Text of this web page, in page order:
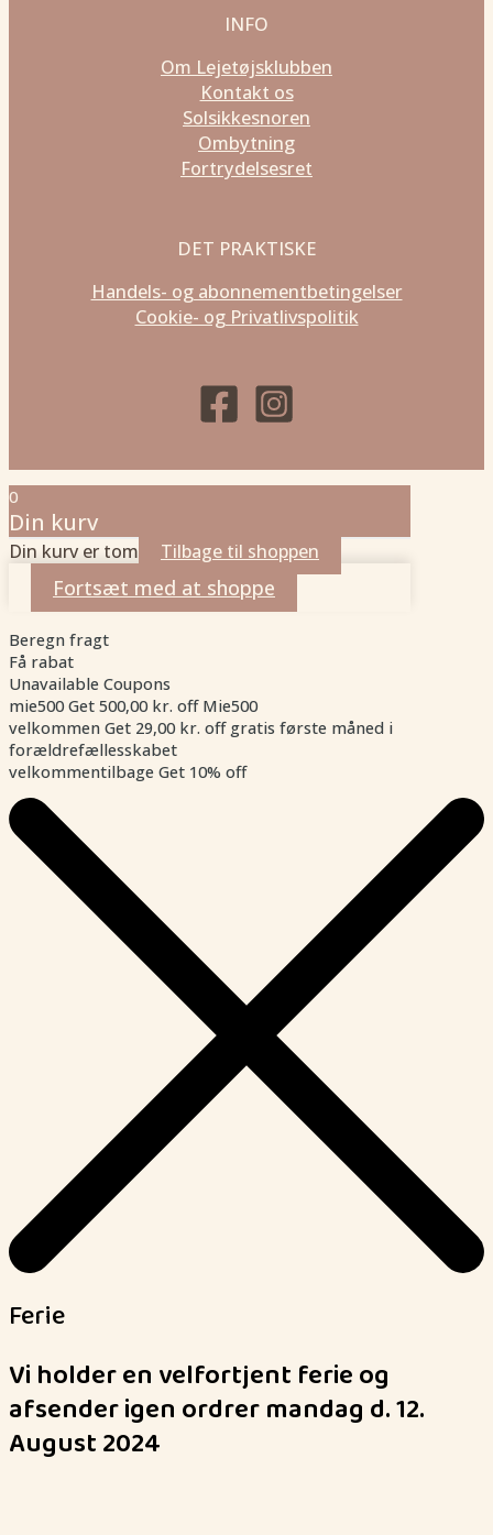
INFO
Om Lejetøjsklubben
Kontakt os
Solsikkesnoren
Ombytning
Fortrydelsesret
DET PRAKTISKE
Handels- og abonnementbetingelser
Cookie- og Privatlivspolitik
0
Din kurv
Din kurv er tom Tilbage til shoppen
Fortsæt med at shoppe
Beregn fragt
Få rabat
Unavailable Coupons
mie500 Get 500,00 kr. off Mie500
velkommen Get 29,00 kr. off gratis første måned i
forældrefællesskabet
velkommentilbage Get 10% off
Ferie
Vi holder en velfortjent ferie og
afsender igen ordrer mandag d. 12.
August 2024